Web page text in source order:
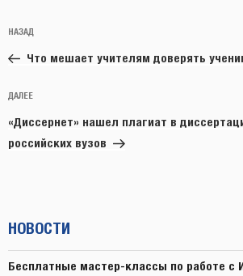
по
записям
Предыдущая
запись:
НАЗАД
Что мешает учителям доверять
Следующая
запись
ДАЛЕЕ
«Диссернет» нашел плагиат в
российских вузов
НОВОСТИ
Бесплатные мастер-классы по работе с